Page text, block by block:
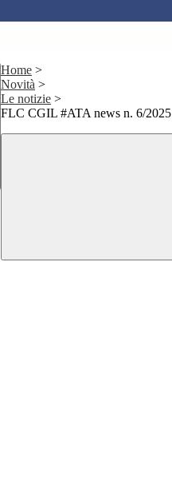
Home >
Novità >
Le notizie >
FLC CGIL #ATA news n. 6/2025